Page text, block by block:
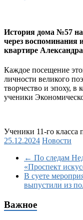
История дома №57
через воспоминания
квартире
Каждое посещение
личности великого
творчество и эпоху, в
ученики
Ученики 11-го класса
25.12.2024 Новости
← По следам
«Проспект
В суете
выпустили из
Важное